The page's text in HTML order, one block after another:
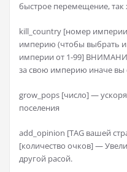
быстрое перемещение, так
kill_country [номер
империю (чтобы выбрать
империи от 1-99]
за свою империю иначе вы
grow_pops [число] —
поселения
add_opinion [TAG вашей
[количество очков] —
другой расой.